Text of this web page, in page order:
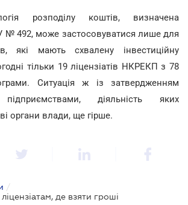
розподілу коштів, визначена
492, може застосовуватися лише для
які мають схвалену інвестиційну
тільки 19 ліцензіатів НКРЕКП з 78
Ситуація ж із затвердженням
підприємствами, діяльність яких
органи влади, ще гірше.
/
де взяти гроші